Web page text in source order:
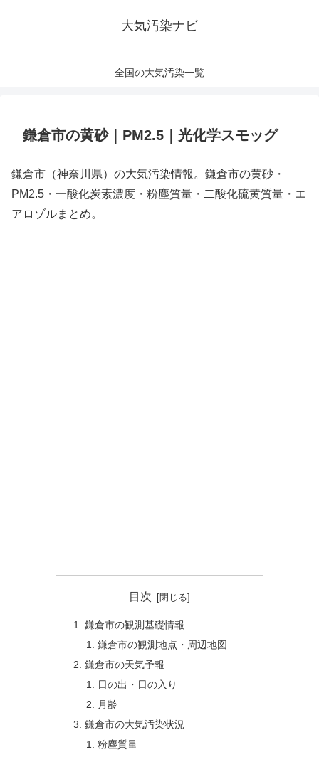
大気汚染ナビ
全国の大気汚染一覧
鎌倉市の黄砂｜PM2.5｜光化学スモッグ
鎌倉市（神奈川県）の大気汚染情報。鎌倉市の黄砂・
PM2.5・一酸化炭素濃度・粉塵質量・二酸化硫黄質量・エ
アロゾルまとめ。
目次
鎌倉市の観測基礎情報
鎌倉市の観測地点・周辺地図
鎌倉市の天気予報
日の出・日の入り
月齢
鎌倉市の大気汚染状況
粉塵質量